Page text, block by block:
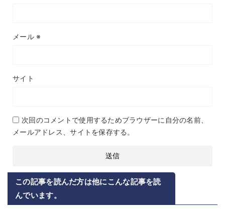
メール※
サイト
次回のコメントで使用するためブラウザーに自分の名前、
メールアドレス、サイトを保存する。
この記事を読んだ方は他にこんな記事を読
んでいます。